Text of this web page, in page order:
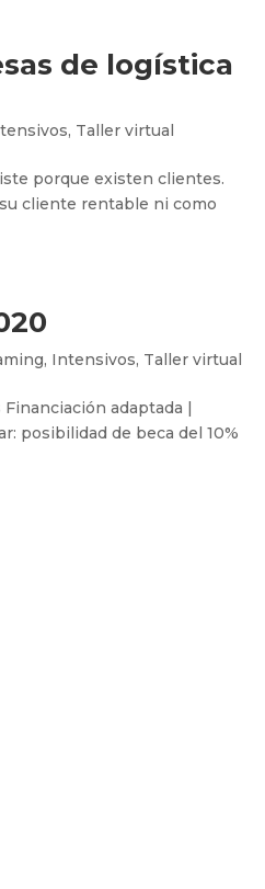
de logística
, Taller virtual
porque existen clientes.
cliente rentable ni como
, Intensivos, Taller virtual
adaptada |
posibilidad de beca del 10%